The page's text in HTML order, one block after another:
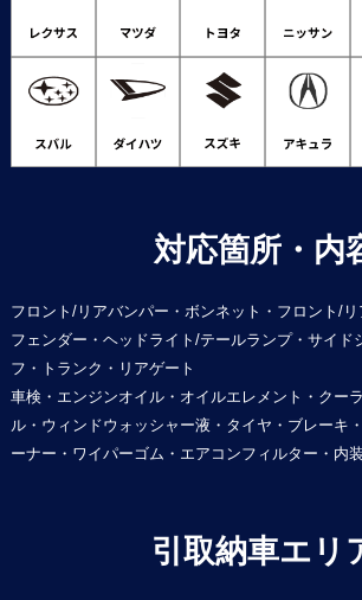
対応箇所・内
フロント/リアバンパー・ボンネット・フロント/
フェンダー・ヘッドライト/テールランプ・サイド
フ・トランク・リアゲート
車検・エンジンオイル・オイルエレメント・クー
ル・ウィンドウォッシャー液・タイヤ・ブレーキ
ーナー・ワイパーゴム・エアコンフィルター・内
引取納車エリ